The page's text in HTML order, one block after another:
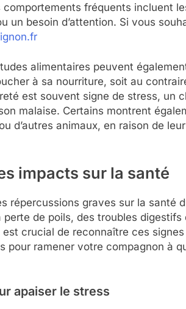
comportements fréquents incluent
un besoin d’attention. Si vous
alimentaires peuvent
à sa nourriture, soit au
est souvent signe de stress, un
malaise. Certains montrent
d’autres animaux, en raison de
impacts sur la santé
répercussions graves sur la santé
de poils, des troubles
crucial de reconnaître ces
pour ramener votre compagnon à
apaiser le stress